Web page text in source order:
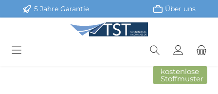
Zum Hauptinhalt springen
5 Jahre Garantie Über uns
kostenlose
Stoffmuster